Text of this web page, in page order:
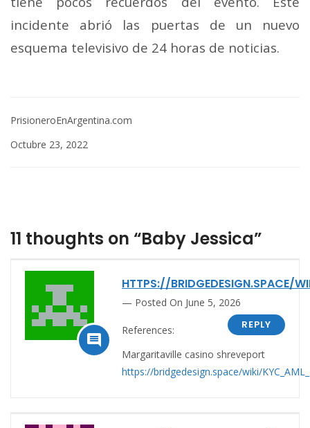
incidente abrió las puertas de un nuevo
esquema televisivo de 24 horas de noticias.
PrisioneroEnArgentina.com
Octubre 23, 2022
11 thoughts on “Baby Jessica”

HTTPS://BRIDGEDESIGN.SPACE/
Posted On June 5, 2026
REPLY
References:
Margaritaville casino shreveport
https://bridgedesign.space/wiki/